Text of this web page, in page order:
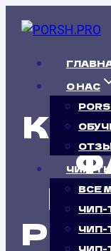
О НАС
ЧИП-
ВСЕ
ЧИП-
ЧИП-
ЧИП-